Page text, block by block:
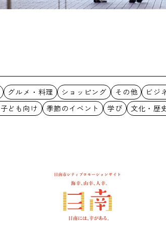
グルメ・料理 ショッピング その他 ビジ
ども向け 季節のイベント 学び 文化・歴